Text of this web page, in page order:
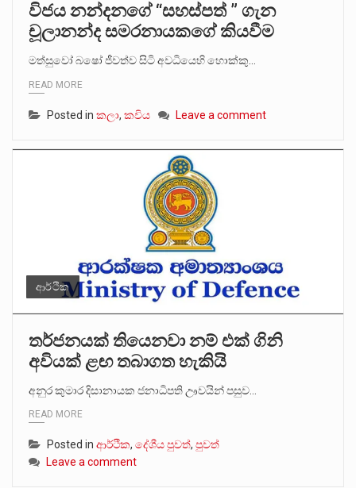
විජය නන්දනගේ “සහස්පත් ” ගැන
චූලානන්ද සමරනායකගේ කියවීම
මත්සුවෝ බෂෝ ජීවත්ව සිටි අවධියෙහි හොක්කු…
READ MORE
Posted in කලා, කවිය Leave a comment
ආර්ථික
තර්ජනයක් තියෙනවා නම් එක් ගිනි
අවියක් ළඟ තබාගත හැකියි
අනුර කුමාර දිසානායක ජනාධිපති ඌවයින් පසුව…
READ MORE
Posted in ආර්ථික, දේශීය පුවත්, පුවත්
Leave a comment